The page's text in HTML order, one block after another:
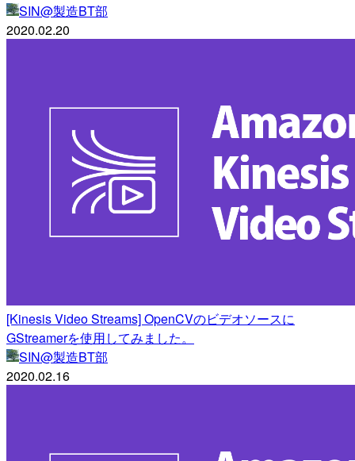
SIN@製造BT部
2020.02.20
[Kinesis Video Streams] OpenCVのビデオソースに
GStreamerを使用してみました。
SIN@製造BT部
2020.02.16